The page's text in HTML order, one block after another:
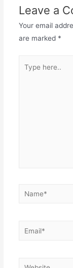
Leave a
Your email
are marked *
here..
Name*
Email*
Website